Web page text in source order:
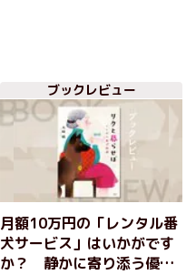
ブックレビュー
月額10万円の「レンタル番
犬サービス」はいかがです
か？ 静かに寄り添う優秀